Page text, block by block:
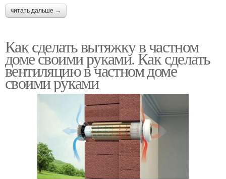
читать дальше →
Как сделать вытяжку в частном
доме своими руками. Как сделать
вентиляцию в частном доме
своими руками